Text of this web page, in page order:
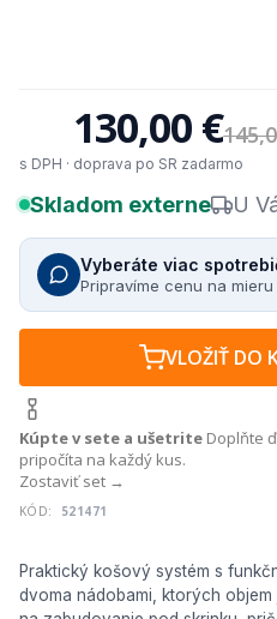
Praktický košový systém s
dvoma nádobami, ktorých
130,00 €
s DPH · doprava po SR zadarmo
Skladom externe U
Vyberáte viac
Pripravíme cenu na mieru
VLOŽIŤ DO
Kúpte v sete a ušetrite Doplňte
pripočíta na každý kus.
Zostaviť set →
KÓD: 521471